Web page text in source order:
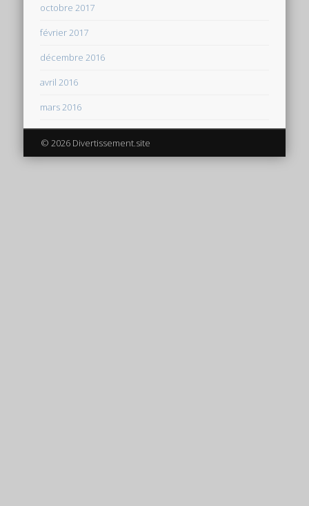
octobre 2017
février 2017
décembre 2016
avril 2016
mars 2016
© 2026 Divertissement.site